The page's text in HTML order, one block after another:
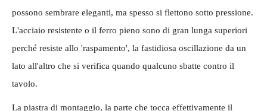
possono sembrare eleganti, ma spesso si flettono sotto pressione.
L'acciaio resistente o il ferro pieno sono di gran lunga superiori
perché resiste allo 'raspamento', la fastidiosa oscillazione da un
lato all'altro che si verifica quando qualcuno sbatte contro il
tavolo.
La piastra di montaggio, la parte che tocca effettivamente il